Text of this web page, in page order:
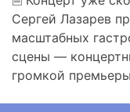
Сергей Лазарев
масштабных
сцены —
громкой